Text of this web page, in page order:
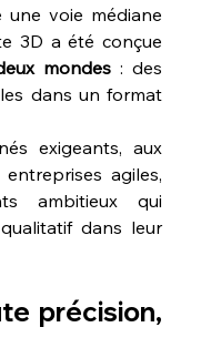
une voie médiane
3D a été conçue
mondes : des
dans un format
exigeants, aux
agiles,
ambitieux qui
dans leur
précision,